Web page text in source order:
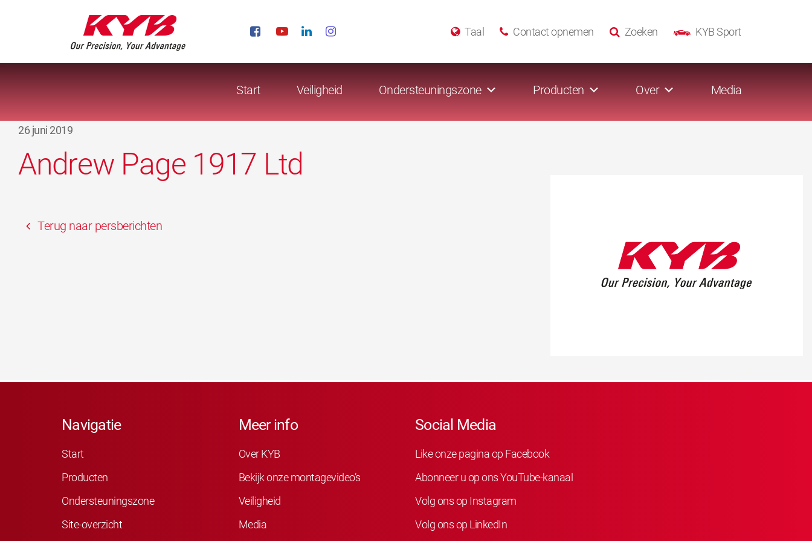
KYB Sport
Zoeken
Contact opnemen
Taal
Start Veiligheid Ondersteuningszone Producten Over Media
26 juni 2019
Andrew Page 1917 Ltd
Terug naar persberichten
Navigatie
Start
Producten
Ondersteuningszone
Site-overzicht
Meer info
Over KYB
Bekijk onze montagevideo’s
Veiligheid
Media
Social Media
Like onze pagina op Facebook
Abonneer u op ons YouTube-kanaal
Volg ons op Instagram
Volg ons op LinkedIn